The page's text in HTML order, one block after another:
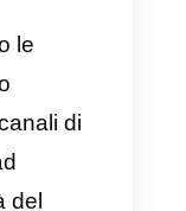
facile: a
non è
utilizzare